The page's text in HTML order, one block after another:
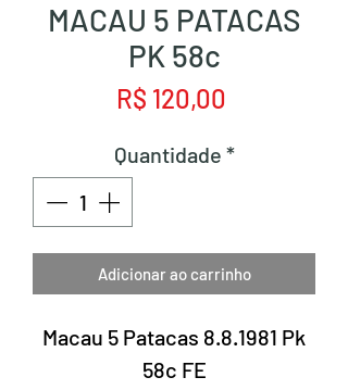
MACAU 5 PATACAS
PK 58c
R$ 120,00
Quantidade *
Adicionar ao carrinho
Macau 5 Patacas 8.8.1981 Pk
58c FE